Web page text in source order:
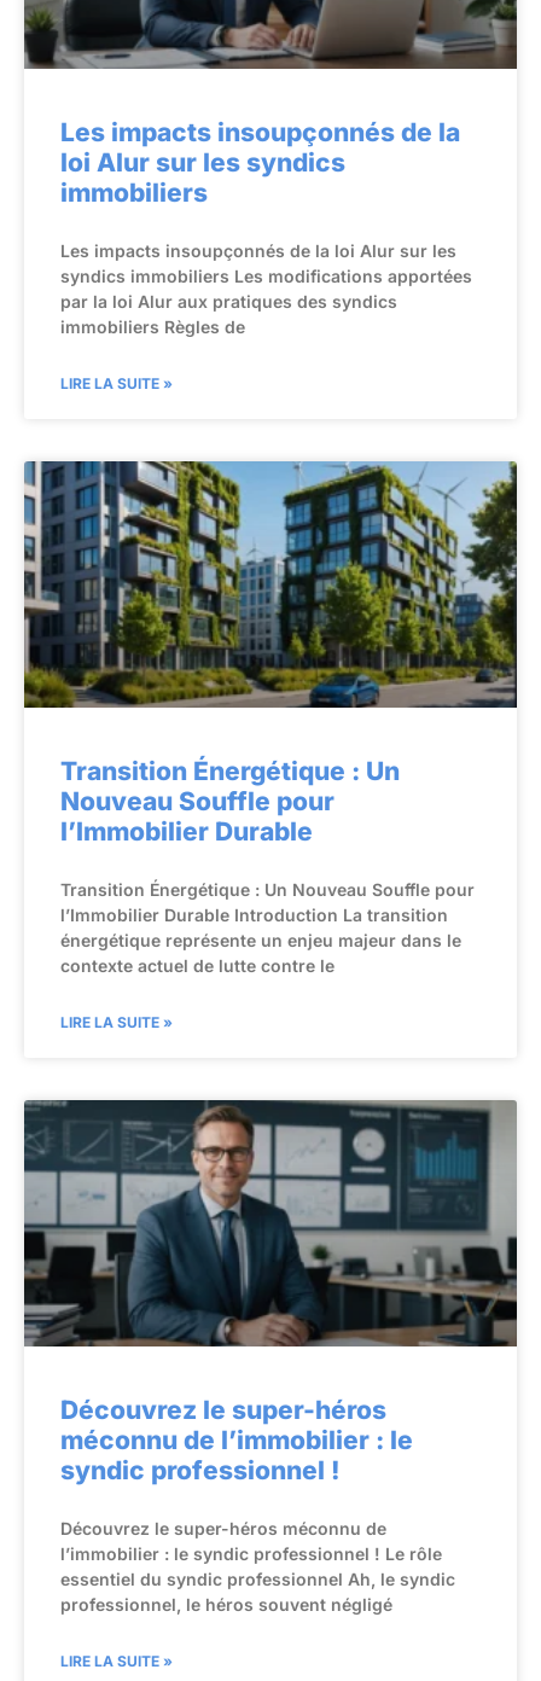
Les impacts insoupçonnés de la
loi Alur sur les syndics
immobiliers
Les impacts insoupçonnés de la loi Alur sur les
syndics immobiliers Les modifications apportées
par la loi Alur aux pratiques des syndics
immobiliers Règles de
LIRE LA SUITE »
Transition Énergétique : Un
Nouveau Souffle pour
l’Immobilier Durable
Transition Énergétique : Un Nouveau Souffle pour
l’Immobilier Durable Introduction La transition
énergétique représente un enjeu majeur dans le
contexte actuel de lutte contre le
LIRE LA SUITE »
Découvrez le super-héros
méconnu de l’immobilier : le
syndic professionnel !
Découvrez le super-héros méconnu de
l’immobilier : le syndic professionnel ! Le rôle
essentiel du syndic professionnel Ah, le syndic
professionnel, le héros souvent négligé
LIRE LA SUITE »